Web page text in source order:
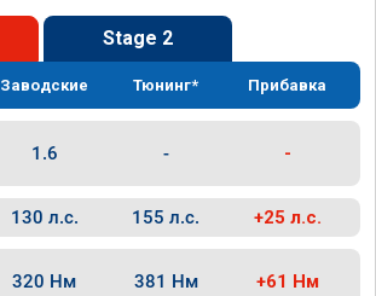
Stage 2
Заводские Тюнинг* Прибавка
1.6 - -
130 л.с. 155 л.с. +25 л.с.
320 Нм 381 Нм +61 Нм